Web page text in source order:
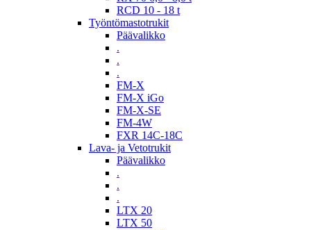
RCD 10 - 18 t
Työntömastotrukit
Päävalikko
.
.
.
FM-X
FM-X iGo
FM-X-SE
FM-4W
FXR 14C-18C
Lava- ja Vetotrukit
Päävalikko
.
.
.
LTX 20
LTX 50